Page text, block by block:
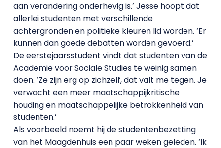
aan verandering onderhevig is.’ Jesse hoopt dat
allerlei studenten met verschillende
achtergronden en politieke kleuren lid worden. ‘Er
kunnen dan goede debatten worden gevoerd.’
De eerstejaarsstudent vindt dat studenten van de
Academie voor Sociale Studies te weinig samen
doen. ‘Ze zijn erg op zichzelf, dat valt me tegen. Je
verwacht een meer maatschappijkritische
houding en maatschappelijke betrokkenheid van
studenten.’
Als voorbeeld noemt hij de studentenbezetting
van het Maagdenhuis een paar weken geleden. ‘Ik